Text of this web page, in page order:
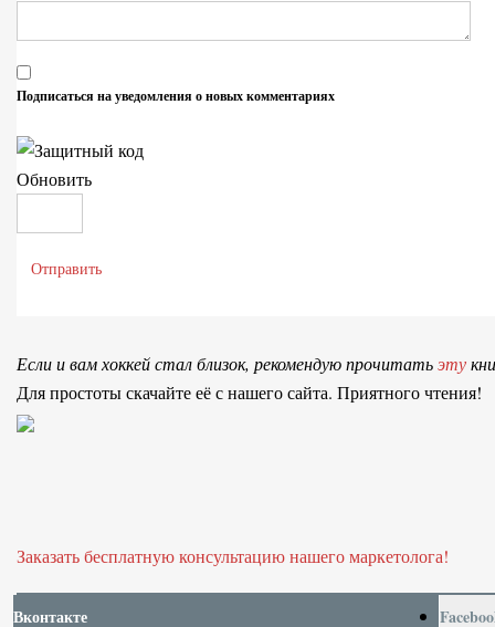
Подписаться на уведомления о новых комментариях
Обновить
Отправить
Если и вам хоккей стал близок, рекомендую прочитатьэту
Для простоты скачайте её с нашего сайта. Приятного чтения!
Заказать бесплатную консультацию нашего маркетолога!
Вконтакте